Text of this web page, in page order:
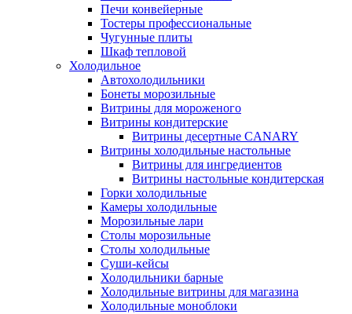
Печи конвейерные
Тостеры профессиональные
Чугунные плиты
Шкаф тепловой
Холодильное
Автохолодильники
Бонеты морозильные
Витрины для мороженого
Витрины кондитерские
Витрины десертные CANARY
Витрины холодильные настольные
Витрины для ингредиентов
Витрины настольные кондитерская
Горки холодильные
Камеры холодильные
Морозильные лари
Столы морозильные
Столы холодильные
Суши-кейсы
Холодильники барные
Холодильные витрины для магазина
Холодильные моноблоки